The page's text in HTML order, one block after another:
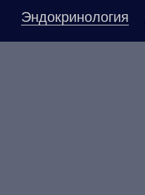
Эндокринология